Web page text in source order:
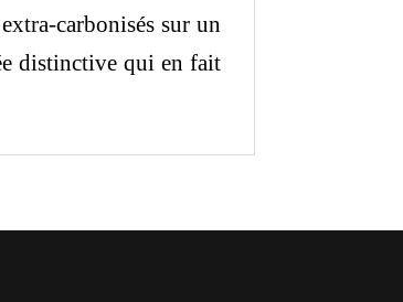
carbonisés sur un
distinctive qui en fait